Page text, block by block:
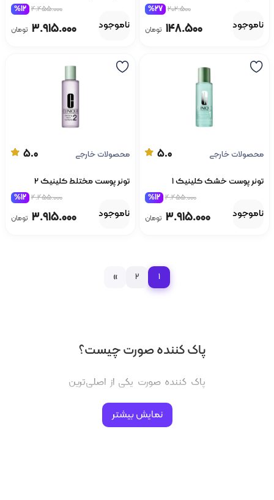
202.500
%27
148.500 تومان ناموجود
4.455.000
%12
3.915.000 تومان ناموجود
محصولات خارجی 5.0
تونر پوست خشک کلینیک 1
4.455.000
%12
3.915.000 تومان ناموجود
محصولات خارجی 5.0
تونر پوست مختلط کلینیک 2
4.455.000
%12
3.915.000 تومان ناموجود
1
2
»
پاک کننده صورت چیست؟
پاک کننده صورت یکی از اصلی‌ترین
محصولات روتین پوست به‌شمار
می‌رود و نقش بسیار مهمی در
نمایش بیشتر